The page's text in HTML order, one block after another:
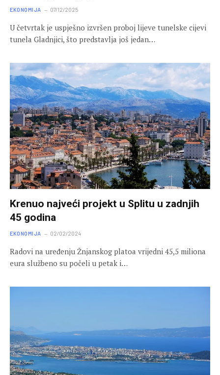
EKONOMIJA 07/12/2025
U četvrtak je uspješno izvršen proboj lijeve tunelske cijevi
tunela Gladnjici, što predstavlja još jedan…
Krenuo najveći projekt u Splitu u zadnjih
45 godina
EKONOMIJA 02/02/2024
Radovi na uređenju Žnjanskog platoa vrijedni 45,5 miliona
eura službeno su počeli u petak i…